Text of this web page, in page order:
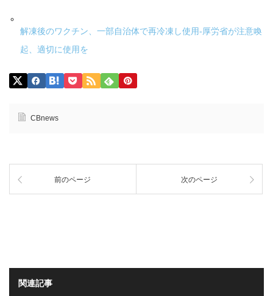
解凍後のワクチン、一部自治体で再冷凍し使用-厚労省が注意喚
起、適切に使用を
CBnews
前のページ 次のページ
関連記事